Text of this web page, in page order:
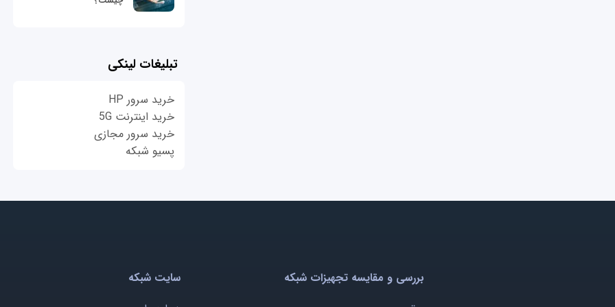
تبلیغات لینکی
خرید سرور HP
خرید اینترنت 5G
خرید سرور مجازی
پسیو شبکه
بررسی و مقایسه تجهیزات شبکه
سایت شبکه